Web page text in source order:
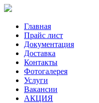
Главная
Прайс лист
Документация
Доставка
Контакты
Фотогалерея
Услуги
Вакансии
АКЦИЯ